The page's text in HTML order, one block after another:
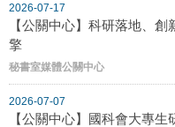
2026-07-17
【公關中心】科研落地、
擎
秘書室媒體公關中心
2026-07-07
【公關中心】國科會大專